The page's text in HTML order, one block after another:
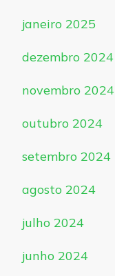
janeiro 2025
dezembro 2024
novembro 2024
outubro 2024
setembro 2024
agosto 2024
julho 2024
junho 2024